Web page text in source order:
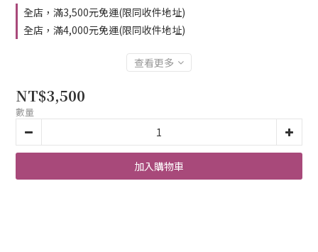
全店，滿3,500元免運(限同收件地址)
全店，滿4,000元免運(限同收件地址)
查看更多
NT$3,500
數量
加入購物車